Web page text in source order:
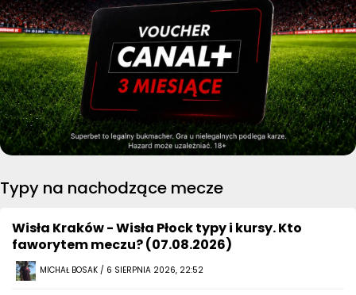
Typy na nachodzące mecze
Wisła Kraków - Wisła Płock typy i kursy. Kto
faworytem meczu? (07.08.2026)
MICHAŁ BOSAK / 6 SIERPNIA 2026, 22:52